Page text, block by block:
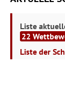
Liste
22
Liste der